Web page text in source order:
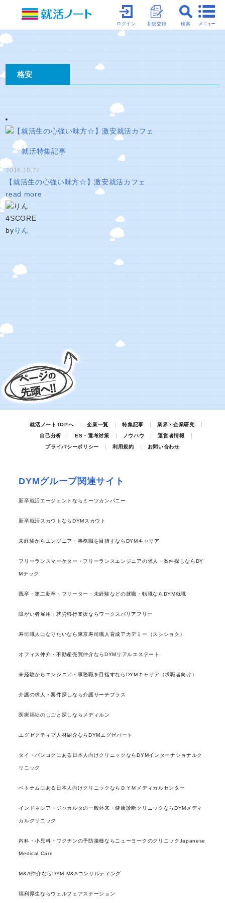
メニュー
検索
新規登録
ログイン
格安
就活特集記事
2016.10.27
【就活生の心強い味方☆】激安就活カフェ
read more
4SCORE
by りん
就活ノートTOPへ 企業一覧 特集記事
業界・企業研究
自己分析
ES・選考対策 ノウハウ
運営者情報
プライバシーポリシー
利用規約 お問い合わせ
DYMグループ関連サイト
新卒就活エージェントならミーツカンパニー
新卒就活スカウトならDYMスカウト
未経験からエンジニア・事務職を目指すならDYMキャリア
フリーランスマーケター・フリーランスエンジニアの求人・案件探しならDY
Mテック
既卒・第二新卒・フリーター・未経験などの就職・転職ならDYM就職
障がい者雇用・就労移行支援ならワークスバリアフリー
寿司職人になりたいなら東京寿司職人育成アカデミー（スシショク）
オフィス仲介・不動産売買仲介ならDYMリアルエステート
未経験からエンジニア・事務職を目指すならDYMキャリア（求職者向け）
介護の求人・案件探しなら介護サーチプラス
医療福祉のしごと探しならメディルン
エグゼクティブ人材紹介ならDYMエグゼパート
タイ・バンコクにある日本人向けクリニックならDYMインターナショナルク
リニック
ベトナムにある日本人向けクリニックならＤＹＭメディカルセンター
インドネシア・ジャカルタの一般外来・健康診断クリニックならDYMメディ
カルクリニック
内科・小児科・ワクチンの予防接種ならニューヨークのクリニックJapanese
Medical Care
M&A仲介ならDYM M&Aコンサルティング
福利厚生ならウェルフェアステーション